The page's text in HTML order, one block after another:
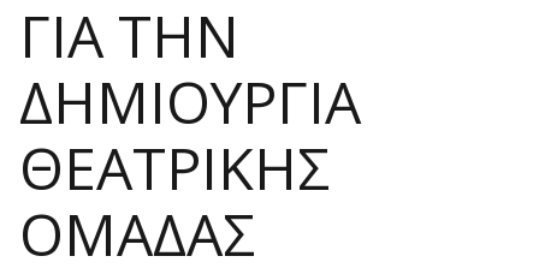
ΓΙΑ ΤΗΝ
ΔΗΜΙΟΥΡΓΙΑ
ΘΕΑΤΡΙΚΗΣ
ΟΜΑΔΑΣ